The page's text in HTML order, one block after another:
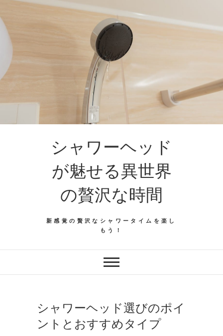
シャワーヘッド
が魅せる異世界
の贅沢な時間
新感覚の贅沢なシャワータイムを楽し
もう！
シャワーヘッド選びのポイ
ントとおすすめタイプ